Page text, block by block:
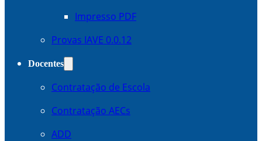
Impresso PDF
Provas IAVE 0.0.12
Docentes
Contratação de Escola
Contratação AECs
ADD